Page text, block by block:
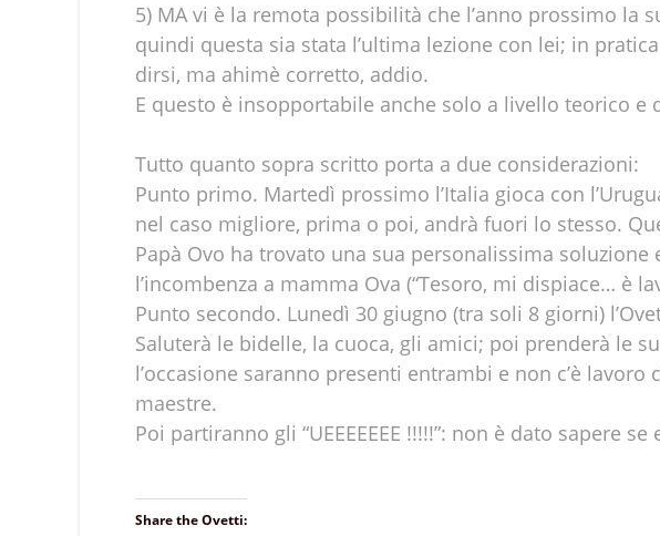
5) MA vi è la remota possibilità che l’anno prossimo la
quindi questa sia stata l’ultima lezione con lei; in
dirsi, ma ahimè corretto, addio.
E questo è insopportabile anche solo a livello teorico e
Tutto quanto sopra scritto porta a due considerazioni:
Punto primo. Martedì prossimo l’Italia gioca con
nel caso migliore, prima o poi, andrà fuori lo stesso.
Papà Ovo ha trovato una sua personalissima
l’incombenza a mamma Ova (“Tesoro, mi dispiace… è
Punto secondo. Lunedì 30 giugno (tra soli 8 giorni)
Saluterà le bidelle, la cuoca, gli amici; poi prenderà le
l’occasione saranno presenti entrambi e non c’è
maestre.
Poi partiranno gli “UEEEEEEE !!!!!”: non è dato sapere
Share the Ovetti: